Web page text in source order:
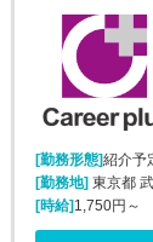
[勤務形態]紹介予
[勤務地] 東京都
[時給] 1,750円～